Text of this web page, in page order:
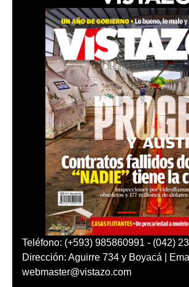
Teléfono: (+593) 985860991 - (042)
Dirección: Aguirre 734 y Boyacá |
webmaster@vistazo.com